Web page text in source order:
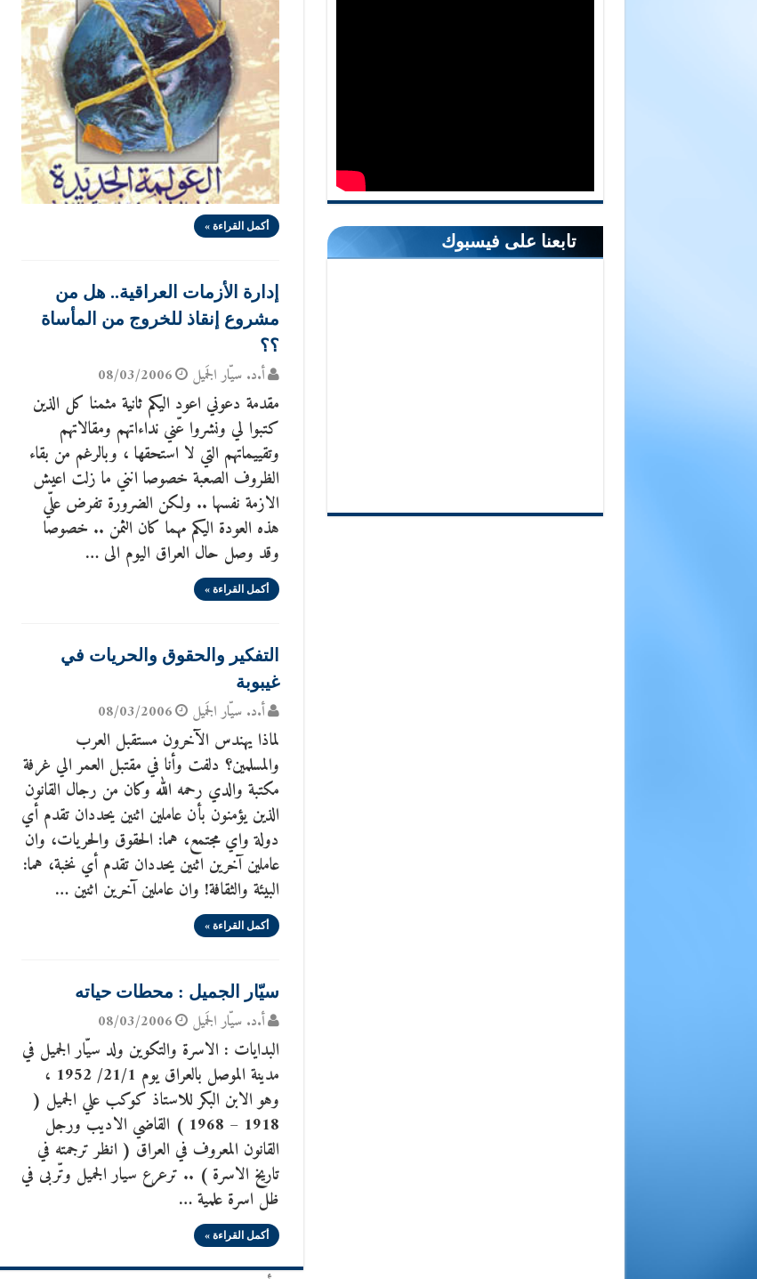
أكمل القراءة »
إدارة الأزمات العراقية.. هل من
مشروع إنقاذ للخروج من المأساة
؟؟
أ.د. سيّار الجَميل 08/03/2006
مقدمة دعوني اعود اليكم ثانية مثمنا كل الذين
كتبوا لي ونشروا عّني نداءاتهم ومقالاتهم
وتقييماتهم التي لا استحقها ، وبالرغم من بقاء
الظروف الصعبة خصوصا انني ما زلت اعيش
الازمة نفسها .. ولكن الضرورة تفرض علّي
هذه العودة اليكم مهما كان الثمن .. خصوصا
وقد وصل حال العراق اليوم الى …
أكمل القراءة »
التفكير والحقوق والحريات في
غيبوبة
أ.د. سيّار الجَميل 08/03/2006
لماذا يهندس الآخرون مستقبل العرب
والمسلمين؟ دلفت وأنا في مقتبل العمر الي غرفة
مكتبة والدي رحمه الله وكان من رجال القانون
الذين يؤمنون بأن عاملين اثنين يحددان تقدم أي
دولة واي مجتمع، هما: الحقوق والحريات، وان
عاملين آخرين اثنين يحددان تقدم أي نخبة، هما:
البيئة والثقافة! وان عاملين آخرين اثنين …
أكمل القراءة »
سيّار الجميل : محطات حياته
أ.د. سيّار الجَميل 08/03/2006
البدايات : الاسرة والتكوين ولد سيّار الجميل في
مدينة الموصل بالعراق يوم 21/1/ 1952 ،
وهو الابن البكر للاستاذ كوكب علي الجميل (
1918 – 1968 ) القاضي الاديب ورجل
القانون المعروف في العراق ( انظر ترجمته في
تاريخ الاسرة ) .. ترعرع سيار الجميل وتّربى في
ظل اسرة علمية …
أكمل القراءة »
تابعنا على فيسبوك